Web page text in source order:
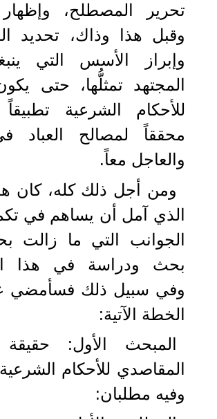
تحرير المصطلح، وإظهار
وقبل هذا وذاك، تحديد
وإبراز الأسس التي
المجتهد تمثلُّها، حتى
للأحكام الشرعية
محققاً لمصالح العباد
والعاجل معاً.
ومن أجل ذلك كله، كان
الذي آمل أن يساهم في
الجوانب التي ما زالت
بحث ودراسة في هذا
وفي سبيل ذلك فسأمضي
الخطة الآتية:
المبحث الأول: حقيقة
المقاصدي للأحكام
وفيه مطلبان: